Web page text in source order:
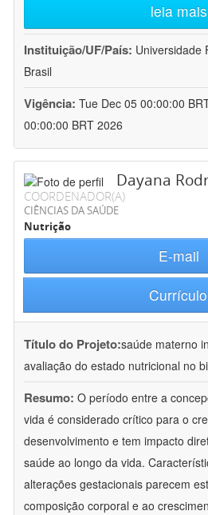
leia mais
Instituição/UF/País: Universidade
Brasil
Vigência: Tue Dec 05 00:00:00
00:00:00 BRT 2026
Dayana
COORDENADOR(A)
CIÊNCIAS DA SAÚDE
Nutrição
E-mail
Currículo
Título do Projeto:saúde materno
avaliação do estado nutricional no
Resumo: O período entre a
vida é considerado crítico para o
desenvolvimento e tem impacto
saúde ao longo da vida.
alterações gestacionais parecem
composição corporal e ao